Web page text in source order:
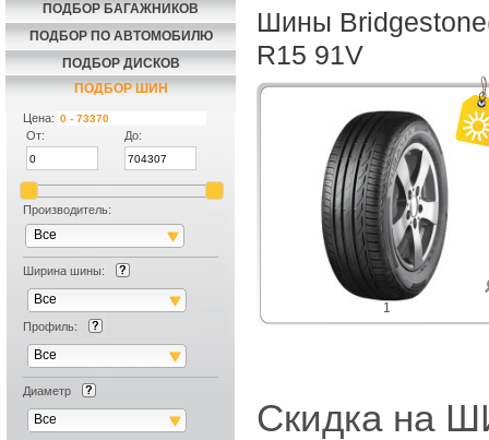
ПОДБОР БАГАЖНИКОВ
ПОДБОР ПО АВТОМОБИЛЮ
ПОДБОР ДИСКОВ
ПОДБОР ШИН
Цена:
От:
До:
Производитель:
Все
Ширина шины:
Все
Профиль:
Все
Диаметр
Все
Шины
R15 91V
1
Скидка на